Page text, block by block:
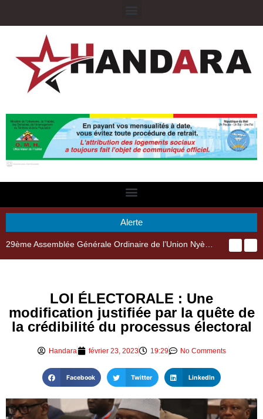
Alerte
29ème Assemblée Générale Ordinaire de l’Union Nyèsigiso : L’encours total des dépôts des membres passé de 18 milliards en 2024 à 21 milliards en 2025
LOI ÉLECTORALE : Une
modification justifiée par la quête de
la crédibilité du processus électoral
Handara février 23, 2023 19:29 No Comments
Facebook Twitter LinkedIn